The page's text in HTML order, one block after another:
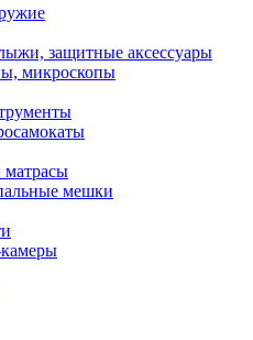
защитные аксессуары
микроскопы
мешки